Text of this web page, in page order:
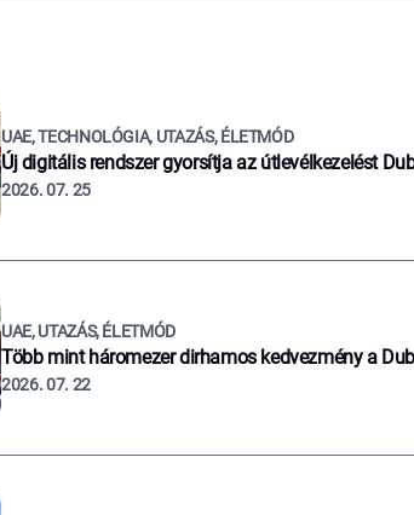
UAE, TECHNOLÓGIA, UTAZÁS, ÉLETMÓD
Új digitális rendszer gyorsítja az útlevélkezelést
2026. 07. 25
UAE, UTAZÁS, ÉLETMÓD
Több mint háromezer dirhamos kedvezmény a
2026. 07. 22